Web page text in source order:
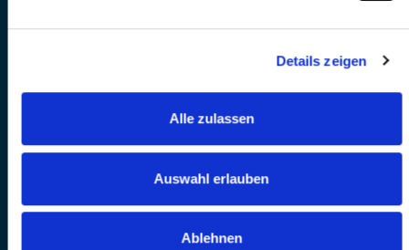
Details zeigen
Alle zulassen
Auswahl erlauben
Ablehnen